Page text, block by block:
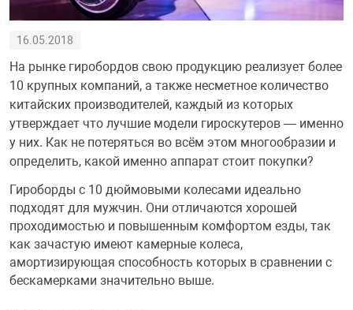
аксессуары
16.05.2018
На рынке гиробордов свою продукцию реализует более
10 крупных компаний, а также несметное количество
китайских производителей, каждый из которых
утверждает что лучшие модели гироскутеров — именно
у них. Как не потеряться во всём этом многообразии и
определить, какой именно аппарат стоит покупки?
Гироборды с 10 дюймовыми колесами идеально
подходят для мужчин. Они отличаются хорошей
проходимостью и повышенным комфортом езды, так
как зачастую имеют камерные колеса,
амортизирующая способность которых в сравнении с
бескамерками значительно выше.